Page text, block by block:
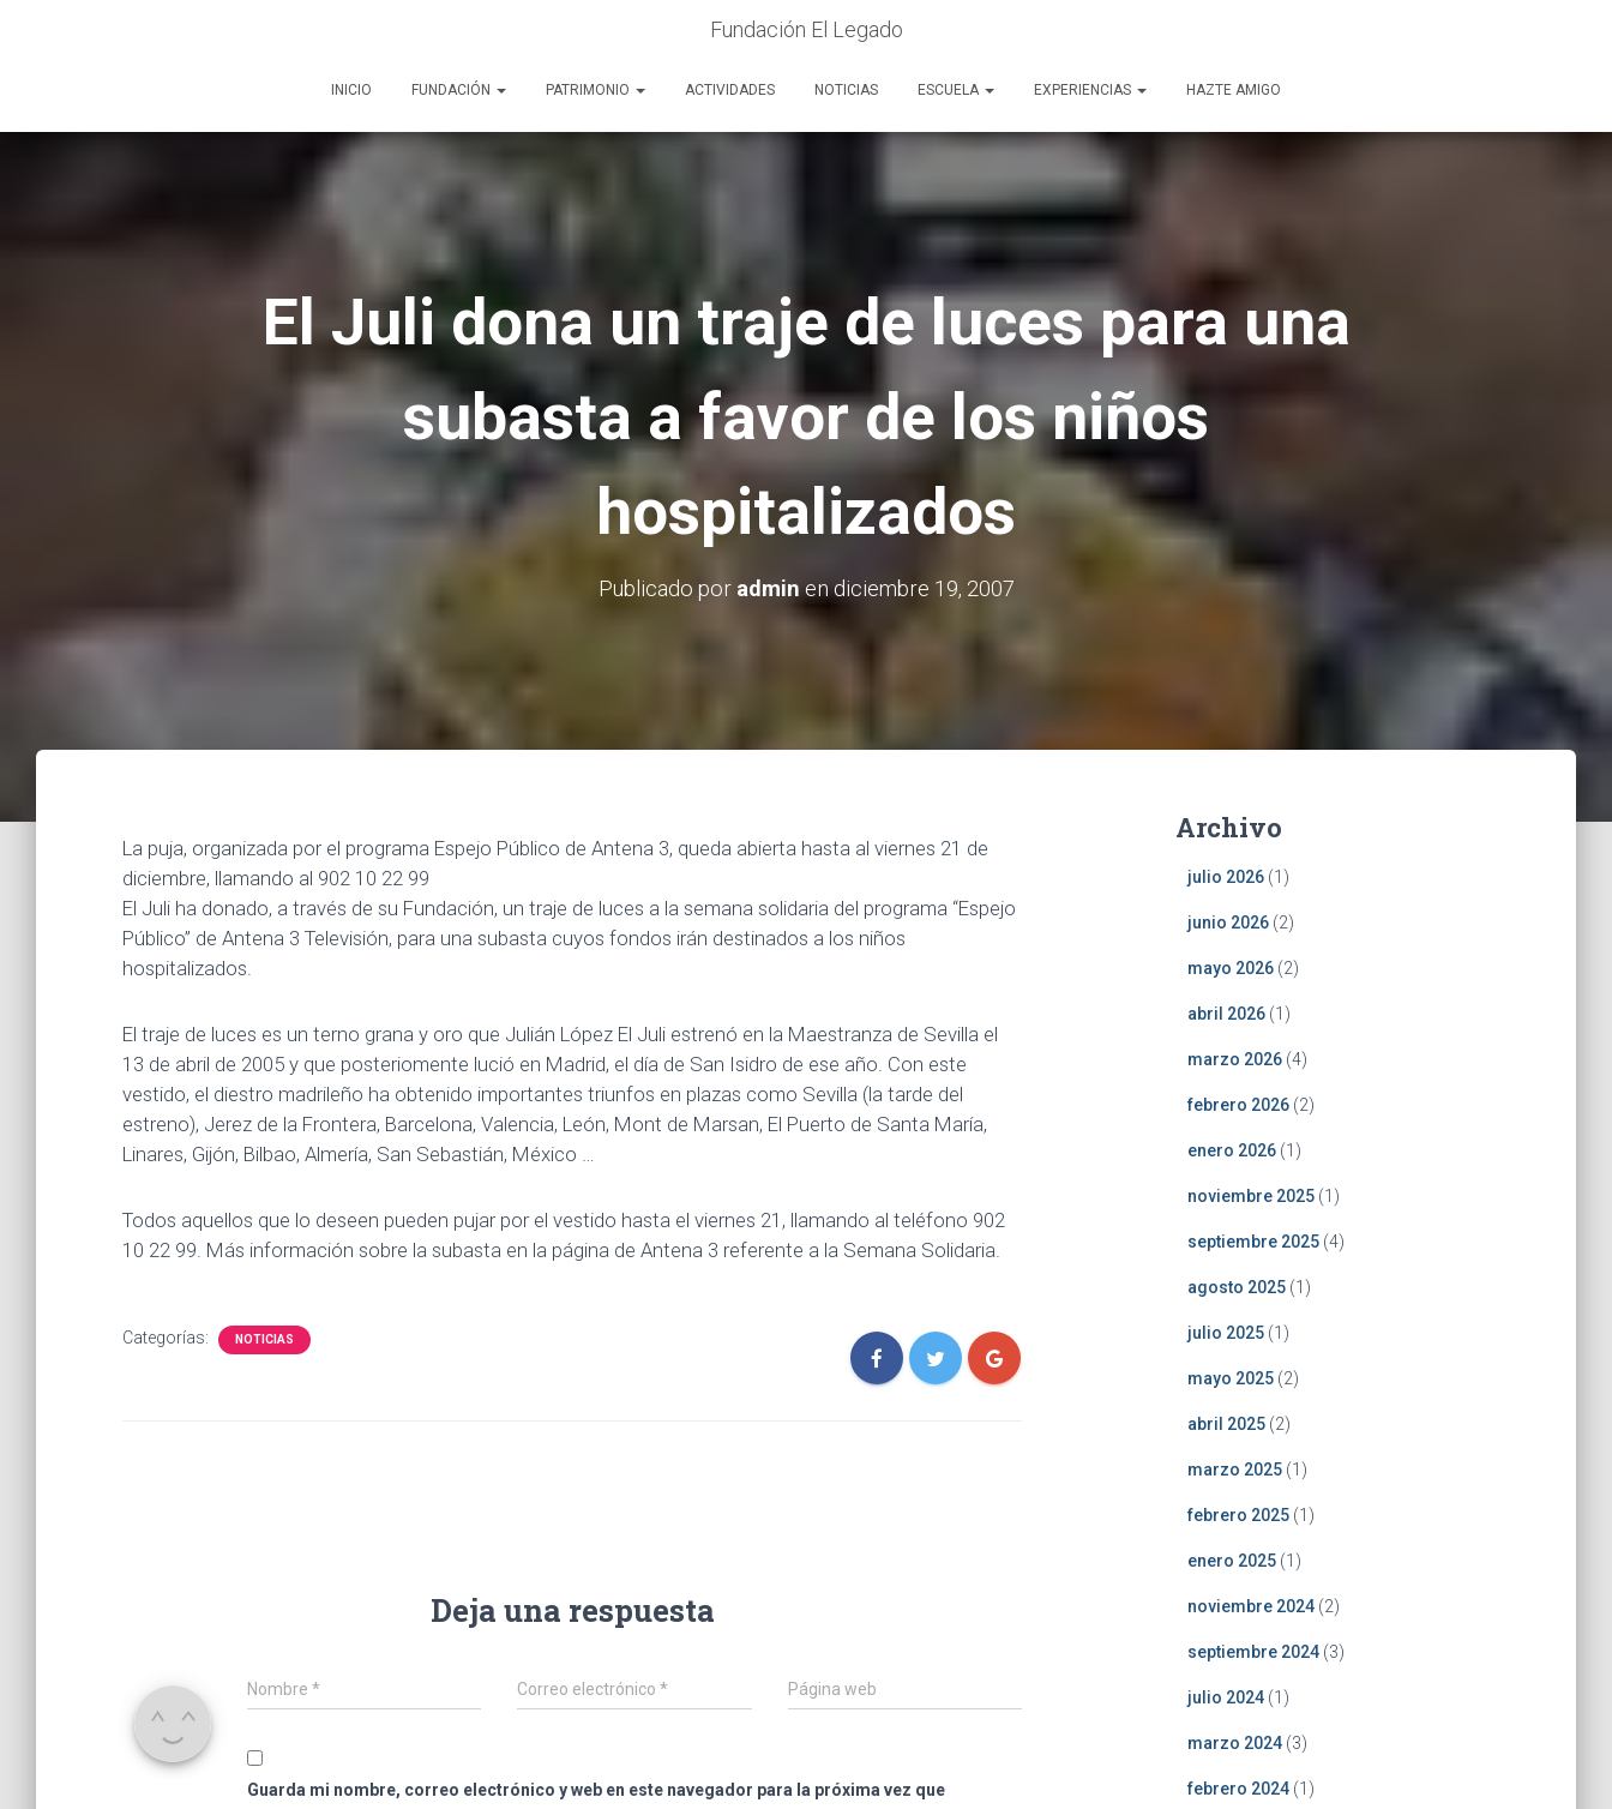
Fundación El Legado
INICIO FUNDACIÓN PATRIMONIO ACTIVIDADES NOTICIAS ESCUELA EXPERIENCIAS HAZTE AMIGO
El Juli dona un traje de luces para una
subasta a favor de los niños
hospitalizados
Publicado por admin endiciembre 19, 2007
La puja, organizada por el programa Espejo Público de Antena 3, queda abierta hasta al viernes 21 de
diciembre, llamando al 902 10 22 99
El Juli ha donado, a través de su Fundación, un traje de luces a la semana solidaria del programa “Espejo
Público” de Antena 3 Televisión, para una subasta cuyos fondos irán destinados a los niños
hospitalizados.
El traje de luces es un terno grana y oro que Julián López El Juli estrenó en la Maestranza de Sevilla el
13 de abril de 2005 y que posteriomente lució en Madrid, el día de San Isidro de ese año. Con este
vestido, el diestro madrileño ha obtenido importantes triunfos en plazas como Sevilla (la tarde del
estreno), Jerez de la Frontera, Barcelona, Valencia, León, Mont de Marsan, El Puerto de Santa María,
Linares, Gijón, Bilbao, Almería, San Sebastián, México …
Todos aquellos que lo deseen pueden pujar por el vestido hasta el viernes 21, llamando al teléfono 902
10 22 99. Más información sobre la subasta en la página de Antena 3 referente a la Semana Solidaria.
Categorías: NOTICIAS
Deja una respuesta
Nombre * Correo electrónico* Página web
Guarda mi nombre, correo electrónico y web en este navegador para la próxima vez que
Archivo
julio 2026(1)
junio 2026(2)
mayo 2026(2)
abril 2026(1)
marzo 2026(4)
febrero 2026(2)
enero 2026(1)
noviembre 2025(1)
septiembre 2025(4)
agosto 2025(1)
julio 2025(1)
mayo 2025(2)
abril 2025(2)
marzo 2025(1)
febrero 2025(1)
enero 2025(1)
noviembre 2024(2)
septiembre 2024(3)
julio 2024(1)
marzo 2024(3)
febrero 2024(1)